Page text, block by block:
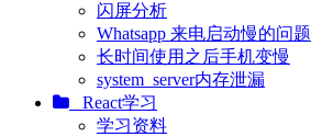
闪屏分析
Whatsapp 来电启动慢的问题
长时间使用之后手机变慢
system_server内存泄漏
React学习
学习资料